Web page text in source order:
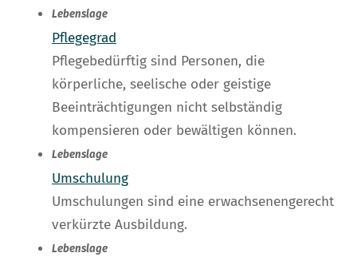
Lebenslage
Pflegegrad
Pflegebedürftig sind Personen, die
körperliche, seelische oder geistige
Beeinträchtigungen nicht selbständig
kompensieren oder bewältigen können.
Lebenslage
Umschulung
Umschulungen sind eine erwachsenengerecht
verkürzte Ausbildung.
Lebenslage